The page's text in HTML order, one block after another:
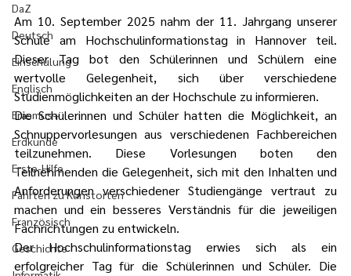
DaZ
Deutsch
Einschulung
Englisch
Erasmus+
Erdkunde
Erste-Hilfe
Fahrten zu Kunstorten
Französisch
Geschichte
Am 10. September 2025 nahm der 11. Jahrgang unserer
Schule am Hochschulinformationstag in Hannover teil.
Dieser Tag bot den Schülerinnen und Schülern eine
wertvolle Gelegenheit, sich über verschiedene
Studienmöglichkeiten an der Hochschule zu informieren.
Die Schülerinnen und Schüler hatten die Möglichkeit, an
Schnuppervorlesungen aus verschiedenen Fachbereichen
teilzunehmen. Diese Vorlesungen boten den
Teilnehmenden die Gelegenheit, sich mit den Inhalten und
Anforderungen verschiedener Studiengänge vertraut zu
machen und ein besseres Verständnis für die jeweiligen
Fachrichtungen zu entwickeln.
Der Hochschulinformationstag erwies sich als ein
erfolgreicher Tag für die Schülerinnen und Schüler. Die